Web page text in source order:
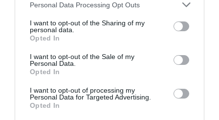
Personal Data Processing Opt Outs
I want to opt-out of the Sharing of my
personal data.
Opted In
I want to opt-out of the Sale of my
Personal Data.
Opted In
I want to opt-out of processing my
Personal Data for Targeted Advertising.
Opted In